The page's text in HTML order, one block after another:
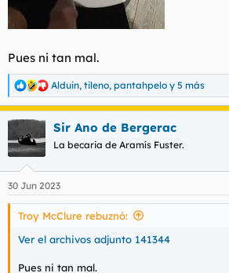
Pues ni tan mal.
R
e
a
c
i
e
s
Alduin, tileno, pantahpelo y 5 más
Sir Ano de Bergerac
La becaria de Aramís Fuster.
30 Jun 2023
Troy McClure rebuznó:
Ver el archivos adjunto 141344
Pues ni tan mal.